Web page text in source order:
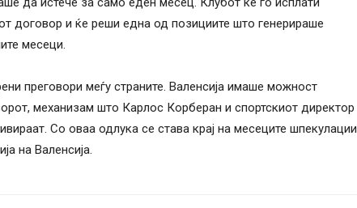
договор и ќе реши една од позициите што генерираше
месеци.
преговори меѓу страните. Валенсија имаше можност
механизам што Карлос Корберан и спортскиот директор
Со оваа одлука се става крај на месеците шпекулации
на Валенсија.